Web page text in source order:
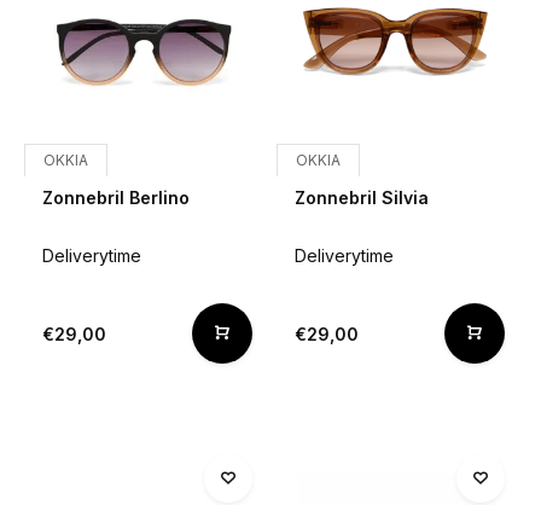
OKKIA
Zonnebril Berlino
Deliverytime
€29,00
OKKIA
Zonnebril Silvia
Deliverytime
€29,00